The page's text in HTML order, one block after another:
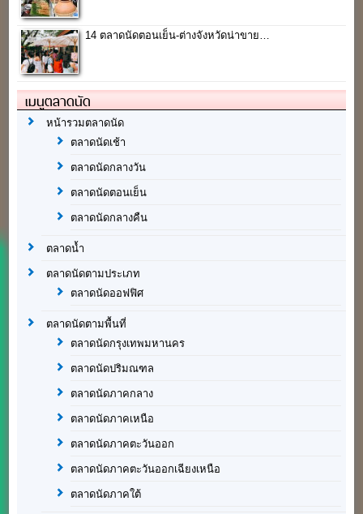
14 ตลาดนัดตอนเย็น-ต่างจังหวัดน่าขาย…
เมนูตลาดนัด
หน้ารวมตลาดนัด
ตลาดนัดเช้า
ตลาดนัดกลางวัน
ตลาดนัดตอนเย็น
ตลาดนัดกลางคืน
ตลาดน้ำ
ตลาดนัดตามประเภท
ตลาดนัดออฟฟิศ
ตลาดนัดตามพื้นที่
ตลาดนัดกรุงเทพมหานคร
ตลาดนัดปริมณฑล
ตลาดนัดภาคกลาง
ตลาดนัดภาคเหนือ
ตลาดนัดภาคตะวันออก
ตลาดนัดภาคตะวันออกเฉียงเหนือ
ตลาดนัดภาคใต้